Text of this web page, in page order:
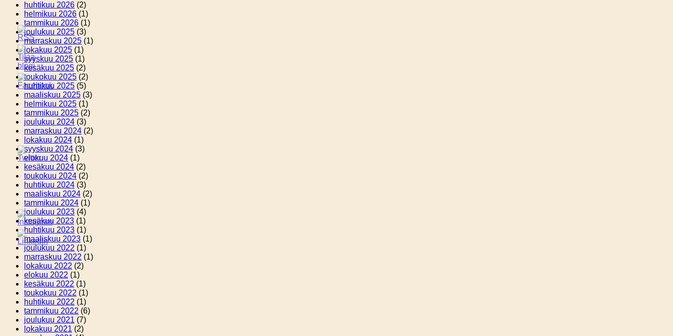
huhtikuu 2026 (2)
helmikuu 2026 (1)
tammikuu 2026 (1)
joulukuu 2025 (3)
marraskuu 2025 (1)
lokakuu 2025 (1)
syyskuu 2025 (1)
kesäkuu 2025 (2)
toukokuu 2025 (2)
huhtikuu 2025 (5)
maaliskuu 2025 (3)
helmikuu 2025 (1)
tammikuu 2025 (2)
joulukuu 2024 (3)
marraskuu 2024 (2)
lokakuu 2024 (1)
syyskuu 2024 (3)
elokuu 2024 (1)
kesäkuu 2024 (2)
toukokuu 2024 (2)
huhtikuu 2024 (3)
maaliskuu 2024 (2)
tammikuu 2024 (1)
joulukuu 2023 (4)
kesäkuu 2023 (1)
huhtikuu 2023 (1)
maaliskuu 2023 (1)
joulukuu 2022 (1)
marraskuu 2022 (1)
lokakuu 2022 (2)
elokuu 2022 (1)
kesäkuu 2022 (1)
toukokuu 2022 (1)
huhtikuu 2022 (1)
tammikuu 2022 (6)
joulukuu 2021 (7)
lokakuu 2021 (2)